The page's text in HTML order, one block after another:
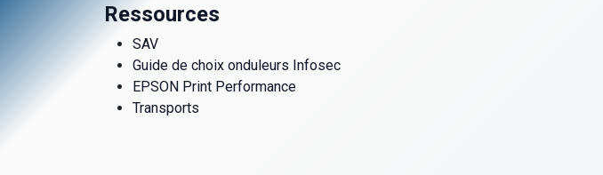
Ressources
SAV
Guide de choix onduleurs Infosec
EPSON Print Performance
Transports